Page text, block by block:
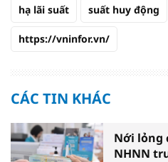
hạ lãi suất suất huy động
https://vninfor.vn/
CÁC TIN KHÁC
Nới lỏng
NHNN